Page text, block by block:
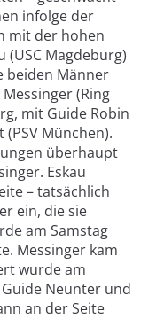
infolge der
mit der hohen
(USC Magdeburg)
beiden Männer
(Ring
mit Guide Robin
München).
überhaupt
Eskau
– tatsächlich
ein, die sie
am Samstag
Messinger kam
wurde am
Neunter und
an der Seite